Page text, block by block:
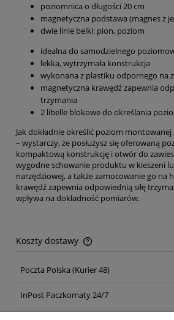
poziomnica o długości 20 cm
magnetyczna podstawa (magnes z
dwie linie belki: pion, poziom
idealna do samodzielnego
lekka, wytrzymała konstrukcja
wykonana z plastiku odpornego na
magnetyczna krawędź zapewnia
trzymania
2 libelle blokowe do określania
Jak dokładnie określić poziom
– wystarczy, że posłużysz się oferowaną
kompaktową konstrukcję i otwór do
wygodne schowanie produktu w kieszeni
narzędziowej, a także zamocowanie go na
krawędź zapewnia odpowiednią siłę
wpływa na dokładność pomiarów.
Koszty dostawy
Cena nie zawiera ewentualnych kosztów
Poczta Polska (Kurier 48)
InPost Paczkomaty 24/7